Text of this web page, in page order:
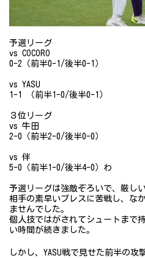
予選リーグ
vs COCORO
0-2（前半0-1/後半0-1）
vs YASU
1-1 （前半1-0/後半0-1）
３位リーグ
vs 牛田
2-0（前半2-0/後半0-0）
vs 伴
5-0（前半1-0/後半4-0）わ
予選リーグは強敵ぞろいで、厳し
相手の素早いプレスに苦戦し、な
ませんでした。
個人技ではがされてシュートまで
い時間が続きました。
しかし、YASU戦で見せた前半の